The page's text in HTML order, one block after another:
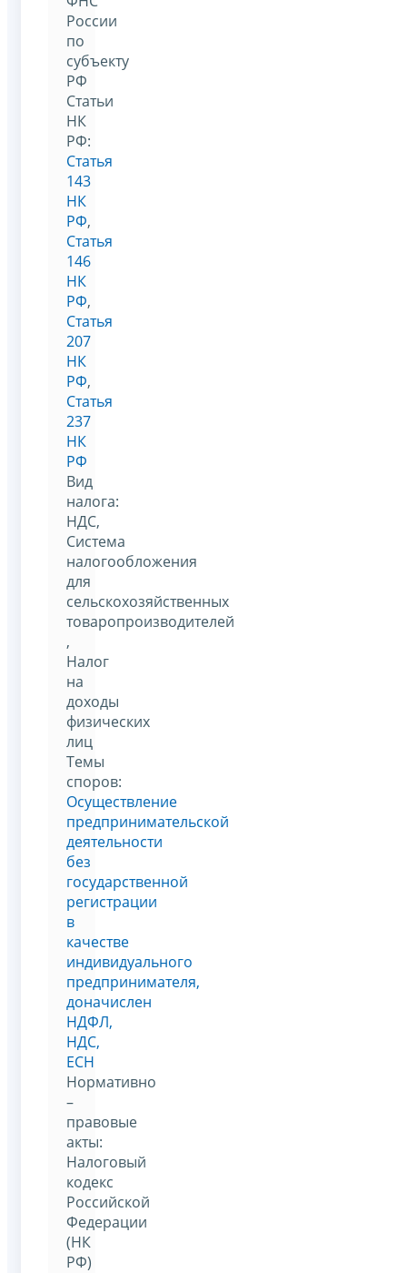
России
по
субъекту
РФ
Статьи
НК
РФ:
Статья
143
НК
РФ,
Статья
146
НК
РФ,
Статья
207
НК
РФ,
Статья
237
НК
РФ
Вид
налога:
НДС,
Система
налогообложения
для
сельскохозяйственных
товаропроизводителей
,
Налог
на
доходы
физических
лиц
Темы
споров:
Осуществление
предпринимательской
деятельности
без
государственной
регистрации
в
качестве
индивидуального
предпринимателя,
доначислен
НДФЛ,
НДС,
ЕСН
Нормативно
–
правовые
акты:
Налоговый
кодекс
Российской
Федерации
(НК
РФ)